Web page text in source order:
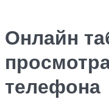
Онлайн
телефона